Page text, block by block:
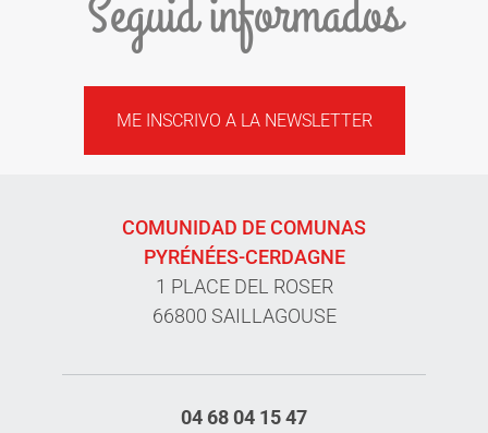
Seguid informados
ME INSCRIVO A LA NEWSLETTER
COMUNIDAD DE COMUNAS
PYRÉNÉES-CERDAGNE
1 PLACE DEL ROSER
66800 SAILLAGOUSE
04 68 04 15 47